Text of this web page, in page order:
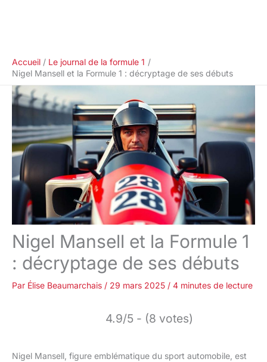
Accueil
Le journal de la formule 1
Nigel Mansell et la Formule 1 : décryptage de ses débuts
Nigel Mansell et la Formule 1
: décryptage de ses débuts
Par Élise Beaumarchais / 29 mars 2025 / 4 minutes de lecture
4.9/5 - (8 votes)
Nigel Mansell, figure emblématique du sport automobile, est